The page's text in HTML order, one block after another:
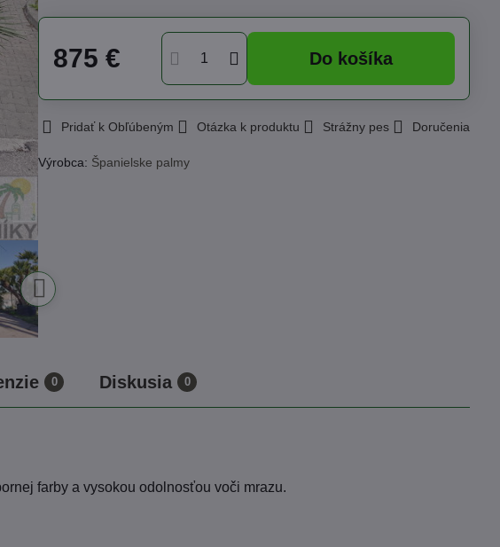
875 € Do košíka
Pridať k Obľúbeným Otázka k produktu Strážny pes Doručenia
Výrobca: Španielske palmy
0 Diskusia 0
farby a vysokou odolnosťou voči mrazu.